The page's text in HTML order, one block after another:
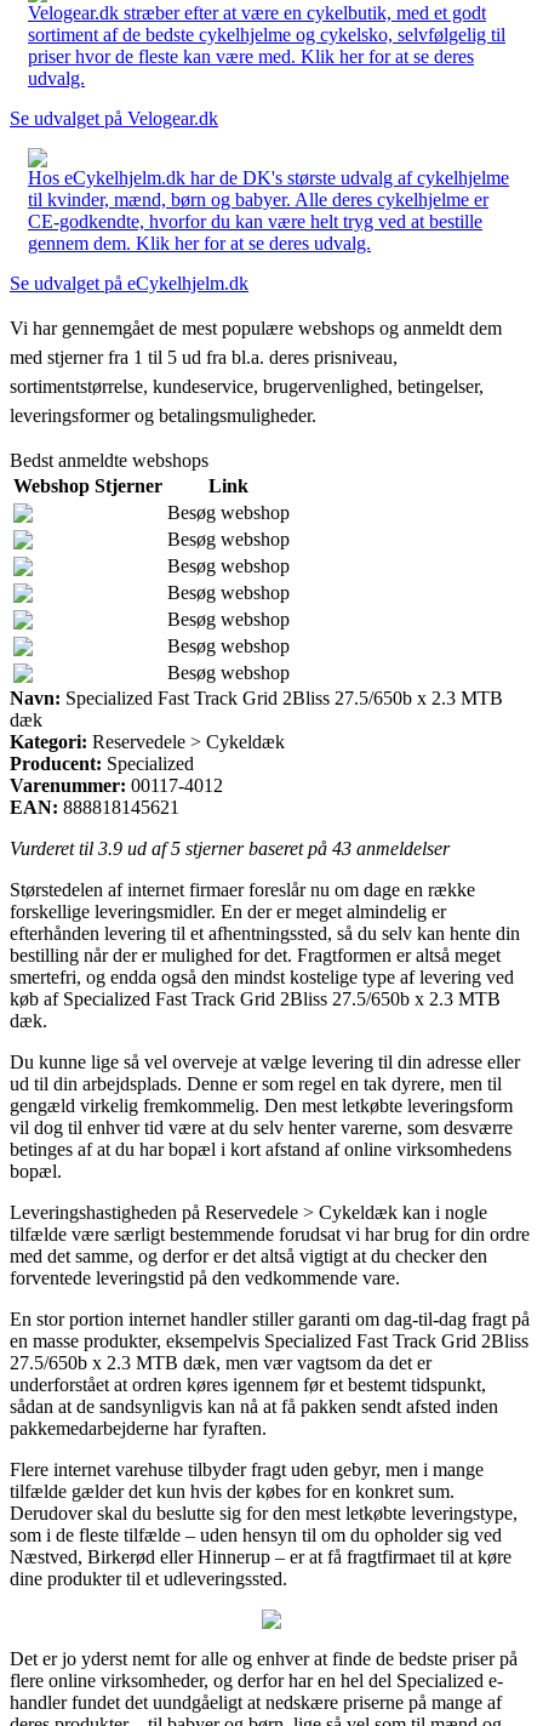
Velogear.dk stræber efter at være en cykelbutik, med et godt
sortiment af de bedste cykelhjelme og cykelsko, selvfølgelig til
priser hvor de fleste kan være med. Klik her for at se deres
udvalg.
Se udvalget på Velogear.dk
Hos eCykelhjelm.dk har de DK's største udvalg af cykelhjelme
til kvinder, mænd, børn og babyer. Alle deres cykelhjelme er
CE-godkendte, hvorfor du kan være helt tryg ved at bestille
gennem dem. Klik her for at se deres udvalg.
Se udvalget på eCykelhjelm.dk
Vi har gennemgået de mest populære webshops og anmeldt dem
med stjerner fra 1 til 5 ud fra bl.a. deres prisniveau,
sortimentstørrelse, kundeservice, brugervenlighed, betingelser,
leveringsformer og betalingsmuligheder.
Bedst anmeldte webshops
Webshop Stjerner
Link
Besøg webshop
Besøg webshop
Besøg webshop
Besøg webshop
Besøg webshop
Besøg webshop
Besøg webshop
Navn: Specialized Fast Track Grid 2Bliss 27.5/650b x 2.3 MTB
dæk
Kategori: Reservedele > Cykeldæk
Producent: Specialized
Varenummer: 00117-4012
EAN: 888818145621
Vurderet til 3.9 ud af 5 stjerner baseret på 43 anmeldelser
Størstedelen af internet firmaer foreslår nu om dage en række
forskellige leveringsmidler. En der er meget almindelig er
efterhånden levering til et afhentningssted, så du selv kan hente din
bestilling når der er mulighed for det. Fragtformen er altså meget
smertefri, og endda også den mindst kostelige type af levering ved
køb af Specialized Fast Track Grid 2Bliss 27.5/650b x 2.3 MTB
dæk.
Du kunne lige så vel overveje at vælge levering til din adresse eller
ud til din arbejdsplads. Denne er som regel en tak dyrere, men til
gengæld virkelig fremkommelig. Den mest letkøbte leveringsform
vil dog til enhver tid være at du selv henter varerne, som desværre
betinges af at du har bopæl i kort afstand af online virksomhedens
bopæl.
Leveringshastigheden på Reservedele > Cykeldæk kan i nogle
tilfælde være særligt bestemmende forudsat vi har brug for din ordre
med det samme, og derfor er det altså vigtigt at du checker den
forventede leveringstid på den vedkommende vare.
En stor portion internet handler stiller garanti om dag-til-dag fragt på
en masse produkter, eksempelvis Specialized Fast Track Grid 2Bliss
27.5/650b x 2.3 MTB dæk, men vær vagtsom da det er
underforstået at ordren køres igennem før et bestemt tidspunkt,
sådan at de sandsynligvis kan nå at få pakken sendt afsted inden
pakkemedarbejderne har fyraften.
Flere internet varehuse tilbyder fragt uden gebyr, men i mange
tilfælde gælder det kun hvis der købes for en konkret sum.
Derudover skal du beslutte sig for den mest letkøbte leveringstype,
som i de fleste tilfælde – uden hensyn til om du opholder sig ved
Næstved, Birkerød eller Hinnerup – er at få fragtfirmaet til at køre
dine produkter til et udleveringssted.
Det er jo yderst nemt for alle og enhver at finde de bedste priser på
flere online virksomheder, og derfor har en hel del Specialized e-
handler fundet det uundgåeligt at nedskære priserne på mange af